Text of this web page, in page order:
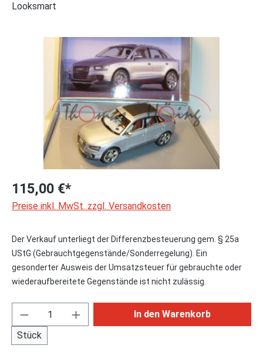
Looksmart
Bildergalerie überspringen
115,00 €*
Preise inkl. MwSt. zzgl. Versandkosten
Der Verkauf unterliegt der Differenzbesteuerung gem. § 25a
UStG (Gebrauchtgegenstände/Sonderregelung). Ein
gesonderter Ausweis der Umsatzsteuer für gebrauchte oder
wiederaufbereitete Gegenstände ist nicht zulässig.
Produkt Anzahl: Gib den gewünschten
Stück
In den Warenkorb